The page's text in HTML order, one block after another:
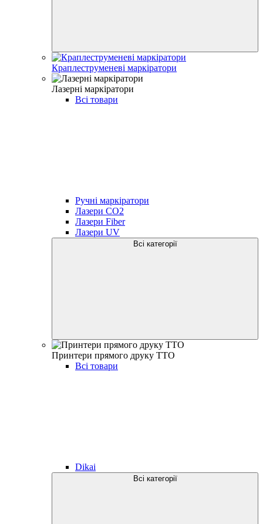
Краплеструменеві маркіратори
Лазерні маркіратори
Всі товари
Ручні маркіратори
Лазери CO2
Лазери Fiber
Лазери UV
Всі категорії
Принтери прямого друку TTO
Всі товари
Dikai
Всі категорії